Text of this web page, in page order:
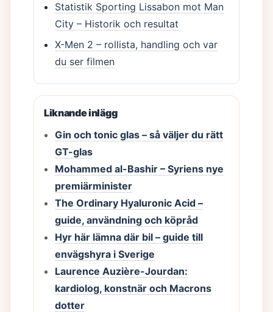
Statistik Sporting Lissabon mot Man
City – Historik och resultat
X-Men 2 – rollista, handling och var
du ser filmen
Liknande inlägg
Gin och tonic glas – så väljer du rätt
GT-glas
Mohammed al-Bashir – Syriens nye
premiärminister
The Ordinary Hyaluronic Acid –
guide, användning och köpråd
Hyr här lämna där bil – guide till
envägshyra i Sverige
Laurence Auzière-Jourdan:
kardiolog, konstnär och Macrons
dotter